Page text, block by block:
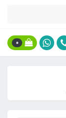
0